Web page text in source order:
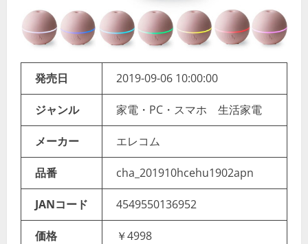
発売日 2019-09-06 10:00:00
ジャンル 家電・PC・スマホ 生活家電
メーカー エレコム
品番 cha_201910hcehu1902apn
JANコード 4549550136952
価格 ￥4998